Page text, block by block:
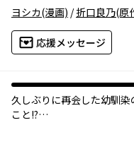
ヨシカ(漫画) /折口良乃(原
応援メッセージ
久しぶりに再会した幼馴
こと!?